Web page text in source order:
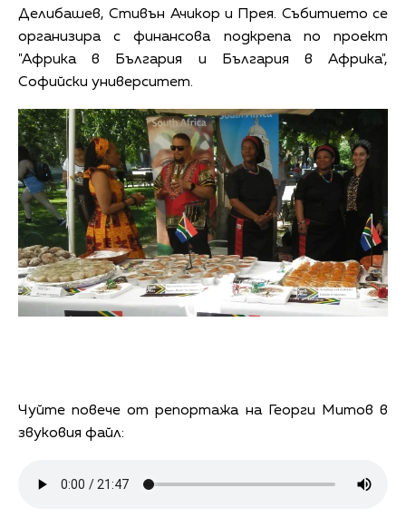
Делибашев, Стивън Ачикор и Прея. Събитието се
организира с финансова подкрепа по проект
"Африка в България и България в Африка",
Софийски университет.
Чуйте повече от репортажа на Георги Митов в
звуковия файл: